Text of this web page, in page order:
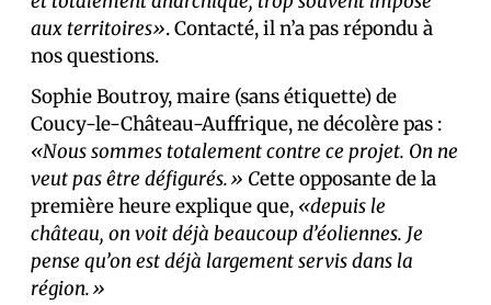
aux territoires». Contacté, il n’a pas répondu à
nos questions.
Sophie Boutroy, maire (sans étiquette) de
Coucy-le-Château-Auffrique, ne décolère pas :
«Nous sommes totalement contre ce projet. On ne
veut pas être défigurés.» Cette opposante de la
première heure explique que, «depuis le
château, on voit déjà beaucoup d’éoliennes. Je
pense qu’on est déjà largement servis dans la
région.»